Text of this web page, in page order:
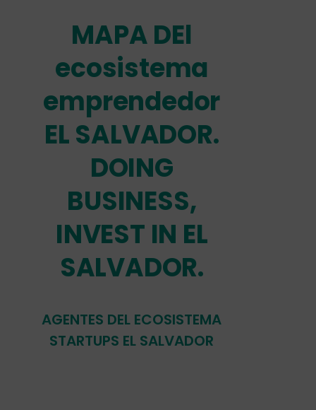
MAPA DEl
ecosistema
emprendedor
EL SALVADOR.
DOING
BUSINESS,
INVEST IN EL
SALVADOR.
AGENTES DEL ECOSISTEMA
STARTUPS EL SALVADOR